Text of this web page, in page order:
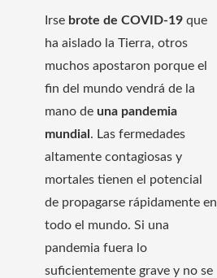
Irse brote de COVID-19 que
ha aislado la Tierra, otros
muchos apostaron porque el
fin del mundo vendrá de la
mano de una pandemia
mundial . Las fermedades
altamente contagiosas y
mortales tienen el potencial
de propagarse rápidamente en
todo el mundo. Si una
pandemia fuera lo
suficientemente grave y no se